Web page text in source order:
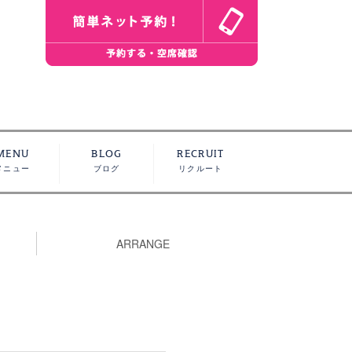
ニュー
BLOG
ブログ
RECRUIT
リクルート
ARRANGE